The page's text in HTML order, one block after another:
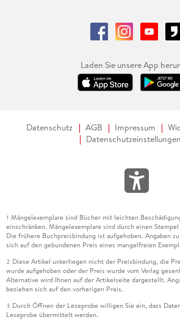
Laden Sie unsere App
Datenschutz AGB Impressum
Datenschutzeinstellungen
1 Mängelexemplare sind Bücher mit leichten
einschränken. Mängelexemplare sind durch einen
Die frühere Buchpreisbindung ist aufgehoben. Angaben
sich auf den gebundenen Preis eines mangelfreien
2 Diese Artikel unterliegen nicht der Preisbindung, die
wurde aufgehoben oder der Preis wurde vom Verlag
Alternative wird Ihnen auf der Artikelseite dargestellt.
beziehen sich auf den vorherigen Preis.
3 Durch Öffnen der Leseprobe willigen Sie ein, dass
Leseprobe übermittelt werden.